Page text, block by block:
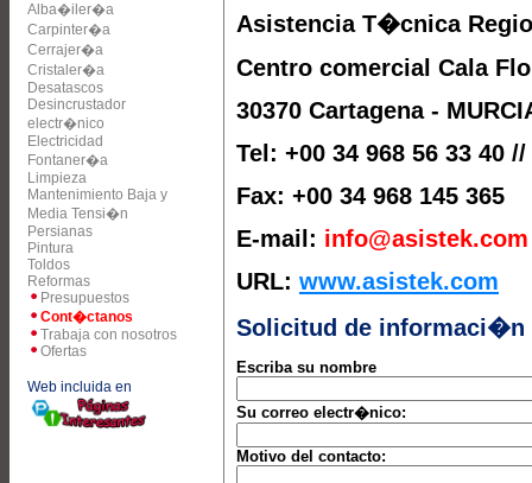
Alba�iler�a
Carpinter�a
Cerrajer�a
Cristaler�a
Desatascos
Desincrustador
electr�nico
Electricidad
Fontaner�a
Limpieza
Mantenimiento Baja y
Media Tensi�n
Persianas
Pintura
Toldos
Reformas
Presupuestos
Cont�ctanos
Trabaja con nosotros
Ofertas
Web incluida en
Asistencia T�cnica
Centro comercial Cala
30370 Cartagena -
Tel: +00 34 968 56 33 40
Fax: +00 34 968 145 365
E-mail: info@asistek.com
URL: www.asistek.com
Solicitud de
Escriba su nombre
Su correo electr�nico:
Motivo del contacto: